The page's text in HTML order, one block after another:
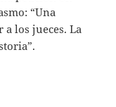
“Una
los jueces. La